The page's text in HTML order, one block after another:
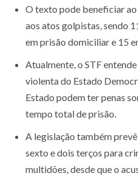
O texto pode beneficiar
aos atos golpistas, sendo
em prisão domiciliar e 15
Atualmente, o STF
violenta do Estado
Estado podem ter penas
tempo total de prisão.
A legislação também
sexto e dois terços para
multidões, desde que o